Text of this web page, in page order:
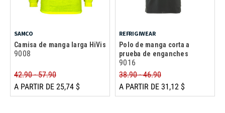
SAMCO
Camisa de manga larga HiVis
9008
42.90 - 57.90
A PARTIR DE 25,74 $
REFRIGIWEAR
Polo de manga corta a
prueba de enganches
9016
38.90 - 46.90
A PARTIR DE 31,12 $